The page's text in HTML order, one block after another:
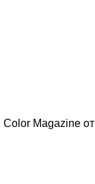
Color Magazine от